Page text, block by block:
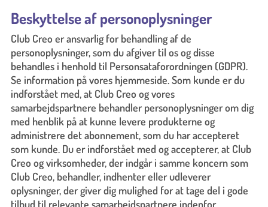
Beskyttelse af personoplysninger
Club Creo er ansvarlig for behandling af de
personoplysninger, som du afgiver til os og disse
behandles i henhold til Personsataforordningen (GDPR).
Se information på vores hjemmeside. Som kunde er du
indforstået med, at Club Creo og vores
samarbejdspartnere behandler personoplysninger om dig
med henblik på at kunne levere produkterne og
administrere det abonnement, som du har accepteret
som kunde. Du er indforstået med og accepterer, at Club
Creo og virksomheder, der indgår i samme koncern som
Club Creo, behandler, indhenter eller udleverer
oplysninger, der giver dig mulighed for at tage del i gode
tilbud til relevante samarbejdspartnere indenfor